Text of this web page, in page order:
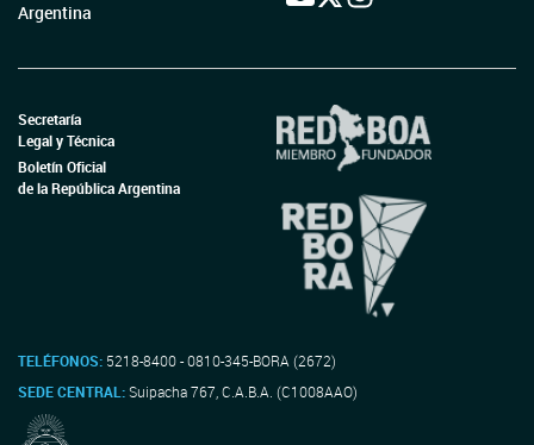
Argentina
Secretaría
Legal y Técnica
Boletín Oficial
de la República Argentina
TELÉFONOS: 5218-8400 - 0810-345-BORA (2672)
SEDE CENTRAL:Suipacha 767, C.A.B.A. (C1008AAO)